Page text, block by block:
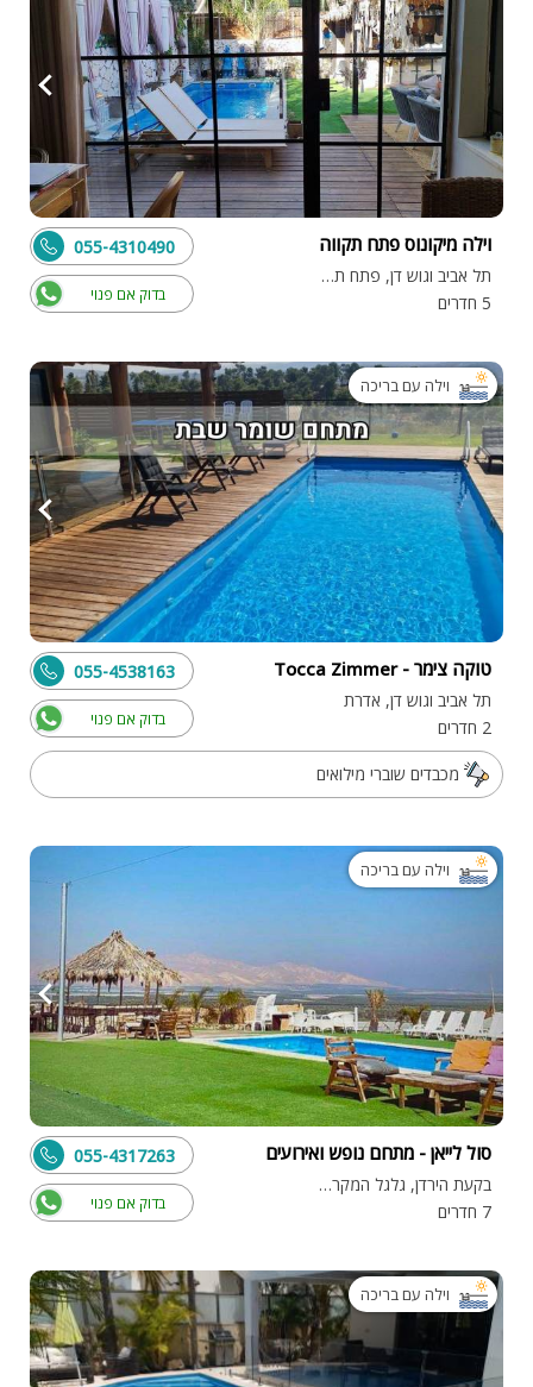
וילה מיקונוס פתח תקווה
תל אביב וגוש דן, פתח תקווה
5 חדרים
בדוק אם פנוי
055-4310490
וילה עם בריכה
טוקה צימר - Tocca Zimmer
תל אביב וגוש דן, אדרת
2 חדרים
בדוק אם פנוי
055-4538163
מכבדים שוברי מילואים
וילה עם בריכה
סול לייאן - מתחם נופש ואירועים
בקעת הירדן, גלגל המקראית
7 חדרים
בדוק אם פנוי
055-4317263
וילה עם בריכה